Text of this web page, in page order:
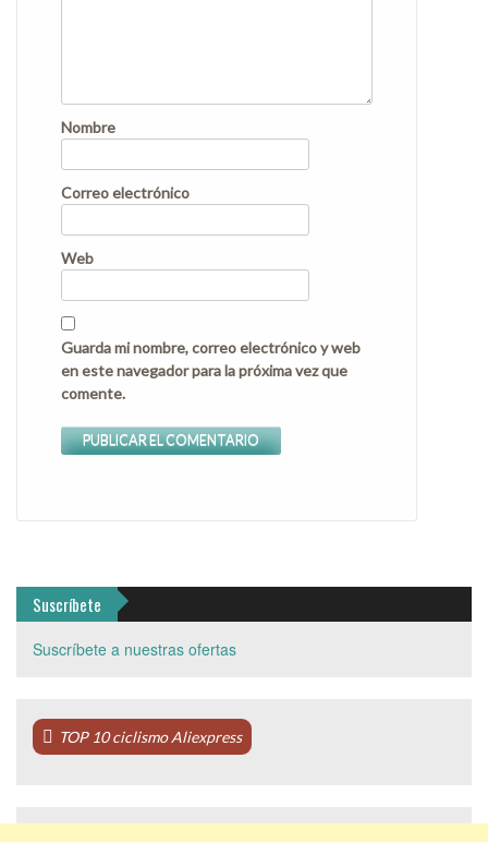
Nombre
Correo electrónico
Web
Guarda mi nombre, correo electrónico y web
en este navegador para la próxima vez que
comente.
Suscríbete
Suscríbete a nuestras ofertas
TOP 10 ciclismo Aliexpress